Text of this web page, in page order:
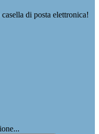
di posta elettronica!